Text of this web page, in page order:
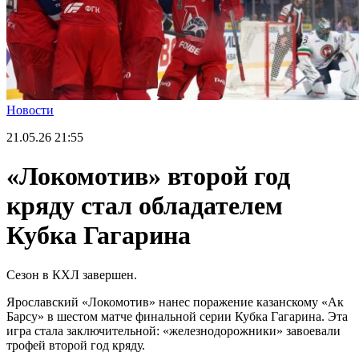
Новости
21.05.26 21:55
«Локомотив» второй год
кряду стал обладателем
Кубка Гагарина
Сезон в КХЛ завершен.
Ярославский «Локомотив» нанес поражение казанскому «Ак
Барсу» в шестом матче финальной серии Кубка Гагарина. Эта
игра стала заключительной: «железнодорожники» завоевали
трофей второй год кряду.